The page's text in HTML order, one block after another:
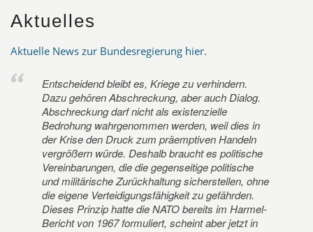
Aktuelles
Aktuelle News zur Bundesregierung hier.
Entscheidend bleibt es, Kriege zu verhindern.
Dazu gehören Abschreckung, aber auch Dialog.
Abschreckung darf nicht als existenzielle
Bedrohung wahrgenommen werden, weil dies in
der Krise den Druck zum präemptiven Handeln
vergrößern würde. Deshalb braucht es politische
Vereinbarungen, die die gegenseitige politische
und militärische Zurückhaltung sicherstellen, ohne
die eigene Verteidigungsfähigkeit zu gefährden.
Dieses Prinzip hatte die NATO bereits im Harmel-
Bericht von 1967 formuliert, scheint aber jetzt in